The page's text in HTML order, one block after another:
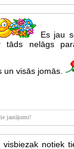
Es jau
nelāgs
visās jomās.
jautājumi!
notiek